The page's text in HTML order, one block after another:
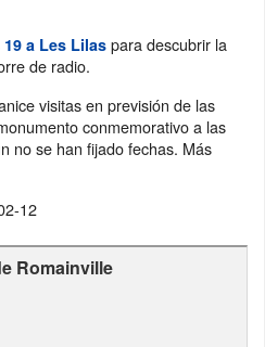
a Les Lilaspara descubrir la
de radio.
visitas en previsión de las
conmemorativo a las
no se han fijado fechas. Más
12
Romainville